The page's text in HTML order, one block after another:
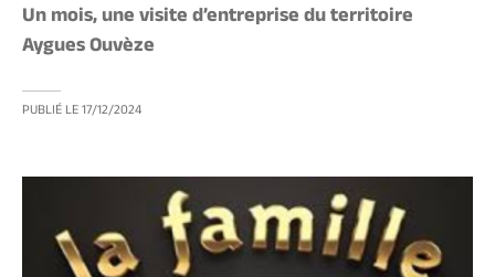
Un mois, une visite d’entreprise du territoire
Aygues Ouvèze
PUBLIÉ LE17/12/2024